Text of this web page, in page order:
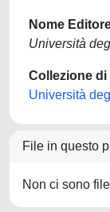
Nome
Università
Collezione
Università
File in questo
Non ci sono